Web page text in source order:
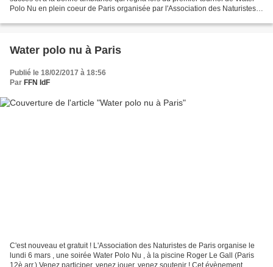
Polo Nu en plein coeur de Paris organisée par l'Association des Naturistes
Water polo nu à Paris
Publié le 18/02/2017 à 18:56
Par FFN IdF
C'est nouveau et gratuit ! L'Association des Naturistes de Paris organise le
lundi 6 mars , une soirée Water Polo Nu , à la piscine Roger Le Gall (Paris
12è arr.) Venez participer, venez jouer, venez soutenir ! Cet évènement